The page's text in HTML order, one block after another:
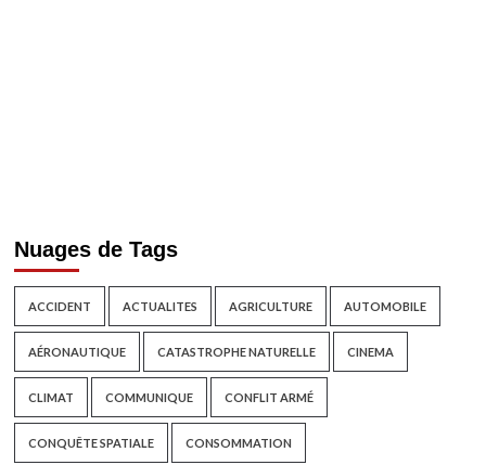
Nuages de Tags
ACCIDENT ACTUALITES AGRICULTURE AUTOMOBILE
AÉRONAUTIQUE CATASTROPHE NATURELLE CINEMA
CLIMAT COMMUNIQUE CONFLIT ARMÉ
CONQUÊTE SPATIALE CONSOMMATION